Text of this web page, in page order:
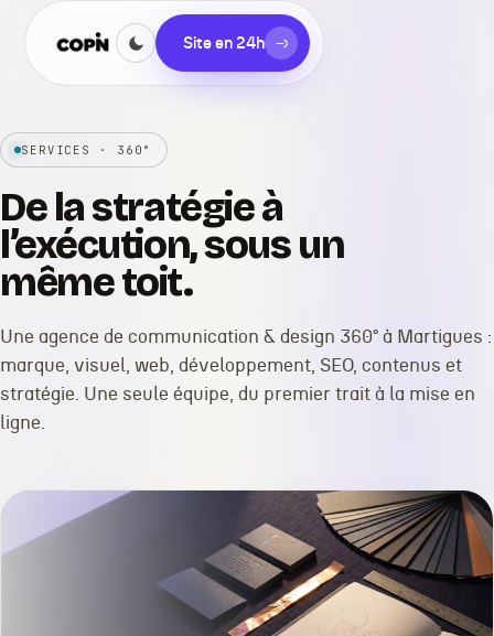
Site en 24h →
SERVICES · 360°
De la stratégie à
l’exécution, sous un
même toit.
Une agence de communication & design 360° à Martigues :
marque, visuel, web, développement, SEO, contenus et
stratégie. Une seule équipe, du premier trait à la mise en
ligne.